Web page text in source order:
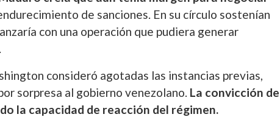
de sanciones. En su círculo sostenían
con una operación que pudiera generar
consideró agotadas las instancias previas,
sorpresa al gobierno venezolano. La convicción de
la capacidad de reacción del régimen.